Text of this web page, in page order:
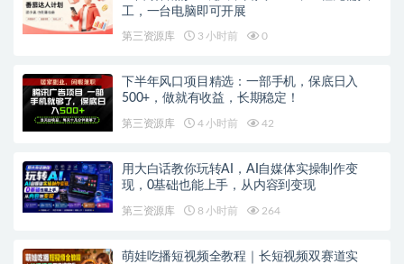
工，一台电脑即可开展
第三资源库 3 小时前 0
下半年风口项目精选：一部手机，保底日入
500+，做就有收益，长期稳定！
第三资源库 4 小时前 42
用大白话教你玩转AI，AI自媒体实操制作变
现，0基础也能上手，从内容到变现
第三资源库 8 小时前 264
萌娃吃播短视频全教程｜长短视频双赛道实